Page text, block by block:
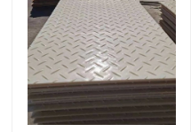
पॉलीथीन प्लास्टिक शीट
यूएचएमडब्ल्यूपीई लाइनर
ग्राउंड प्रोटेक्शन मैट